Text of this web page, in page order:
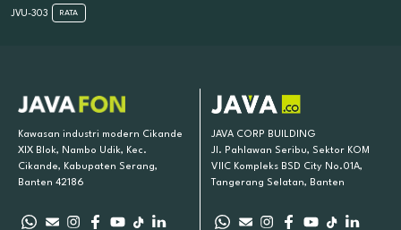
JVU-303 RATA
Kawasan industri modern Cikande
XIX Blok, Nambo Udik, Kec.
Cikande, Kabupaten Serang,
Banten 42186
JAVA CORP BUILDING
Jl. Pahlawan Seribu, Sektor KOM
VIIC Kompleks BSD City No.01A,
Tangerang Selatan, Banten